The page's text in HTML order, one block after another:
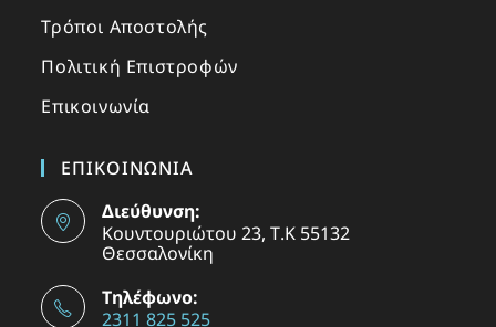
Τρόποι Αποστολής
Πολιτική Επιστροφών
Επικοινωνία
ΕΠΙΚΟΙΝΩΝΙΑ
Διεύθυνση:
Κουντουριώτου 23, Τ.Κ 55132
Θεσσαλονίκη
Τηλέφωνο:
2311 825 525